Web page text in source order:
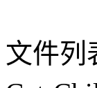
文件列